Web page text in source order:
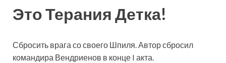
Это Терания Детка!
Сбросить врага со своего Шпиля. Автор сбросил
командира Вендриенов в конце I акта.